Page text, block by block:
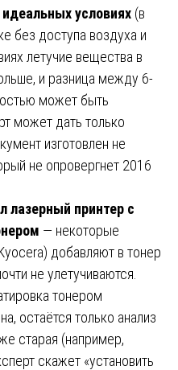
условиях (в
без доступа воздуха и
летучие вещества в
и разница между 6-
может быть
может дать только
изготовлен не
не опровергнет 2016
лазерный принтер с
— некоторые
добавляют в тонер
не улетучиваются.
тонером
остаётся только анализ
старая (например,
скажет «установить